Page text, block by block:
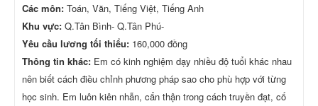
Các môn: Toán, Văn, Tiếng Việt, Tiếng Anh
Khu vực: Q.Tân Bình- Q.Tân Phú-
Yêu cầu lương tối thiểu: 160,000 đồng
Thông tin khác: Em có kinh nghiệm dạy nhiều độ tuổi khác nhau
nên biết cách điều chỉnh phương pháp sao cho phù hợp với từng
học sinh. Em luôn kiên nhẫn, cẩn thận trong cách truyền đạt, cố